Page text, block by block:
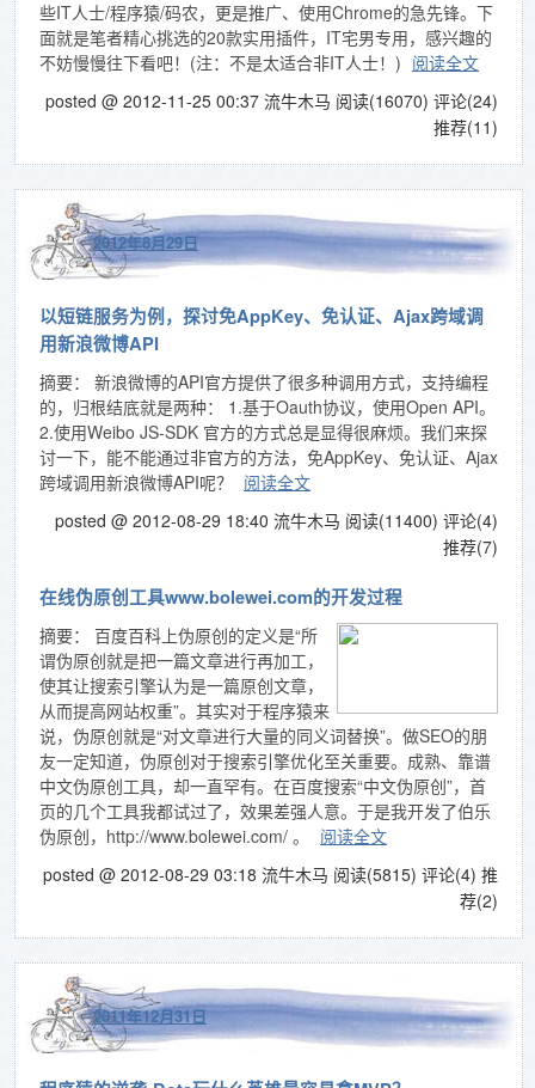
些IT人士/程序猿/码农，更是推广、使用Chrome的急先锋。下
面就是笔者精心挑选的20款实用插件，IT宅男专用，感兴趣的
不妨慢慢往下看吧！(注：不是太适合非IT人士！) 阅读全文
posted @ 2012-11-25 00:37 流牛木马 阅读(16070) 评论(24)
推荐(11)
2012年8月29日
以短链服务为例，探讨免AppKey、免认证、Ajax跨域调
用新浪微博API
摘要： 新浪微博的API官方提供了很多种调用方式，支持编程
的，归根结底就是两种： 1.基于Oauth协议，使用Open API。
2.使用Weibo JS-SDK 官方的方式总是显得很麻烦。我们来探
讨一下，能不能通过非官方的方法，免AppKey、免认证、Ajax
跨域调用新浪微博API呢？
阅读全文
posted @ 2012-08-29 18:40 流牛木马 阅读(11400) 评论(4)
推荐(7)
在线伪原创工具www.bolewei.com的开发过程
摘要： 百度百科上伪原创的定义是“所
谓伪原创就是把一篇文章进行再加工，
使其让搜索引擎认为是一篇原创文章，
从而提高网站权重”。其实对于程序猿来
说，伪原创就是“对文章进行大量的同义词替换”。做SEO的朋
友一定知道，伪原创对于搜索引擎优化至关重要。成熟、靠谱
中文伪原创工具，却一直罕有。在百度搜索“中文伪原创”，首
页的几个工具我都试过了，效果差强人意。于是我开发了伯乐
伪原创，http://www.bolewei.com/ 。
阅读全文
posted @ 2012-08-29 03:18 流牛木马 阅读(5815) 评论(4) 推
荐(2)
2011年12月31日